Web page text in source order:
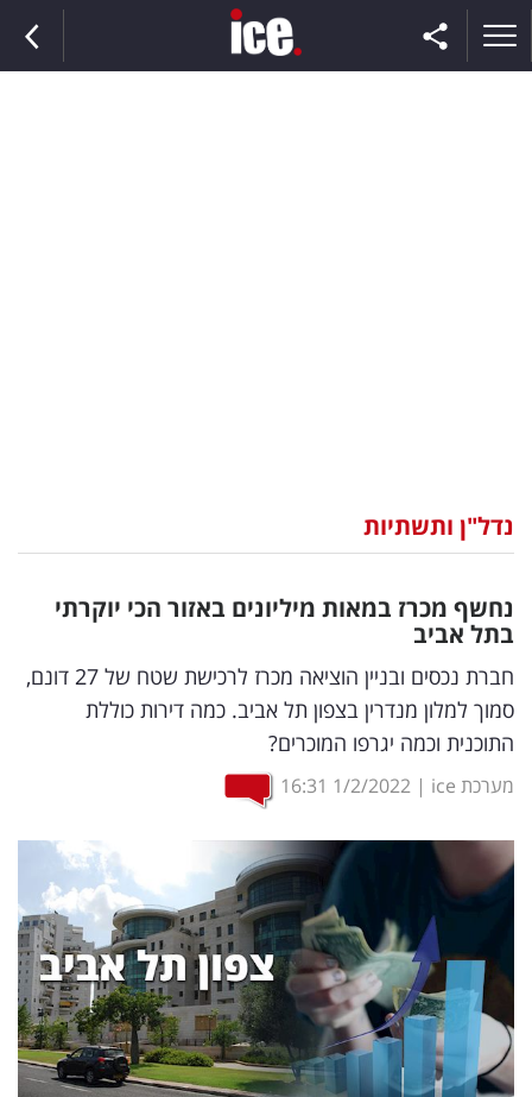
וצרכנות
דיגיטל
וטק
שיווק
ופרסום
מדדים
ומחקרים
דעות
רכילות
עסקית
נדל"ן ותשתיות
נחשף מכרז במאות מיליונים באזור הכי יוקרתי
בתל אביב
חברת נכסים ובניין הוציאה מכרז לרכישת שטח של 27 דונם,
סמוך למלון מנדרין בצפון תל אביב. כמה דירות כוללת
התוכנית וכמה יגרפו המוכרים?
מערכת ice |
1/2/2022
16:31